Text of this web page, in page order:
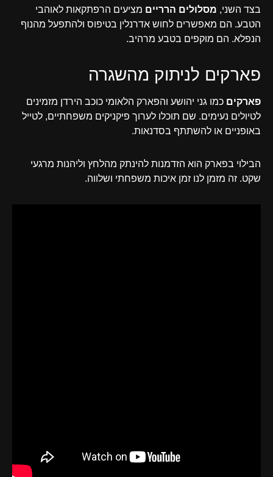
בצד השני, מסלולים הרריים מציעים הרפתקאות לאוהבי
הטבע. הם מאפשרים לחוש אדרנלין בטיפוס ולהתפעל מהנוף
הנפלא. הם מוקפים בטבע מרהיב.
פארקים לניתוק מהשגרה
פארקים כמו גני יהושע והפארק הלאומי כוכב הירדן מזמינים
לטיולים נעימים. שם תוכלו לערוך פיקניקים משפחתיים, לטייל
באופניים או להשתתף בסדנאות.
הבילוי בפארק הוא הזדמנות להינתק מהלחץ וליהנות מרגעי
שקט. זה מזמן לנו זמן איכות משפחתי ושלווה.